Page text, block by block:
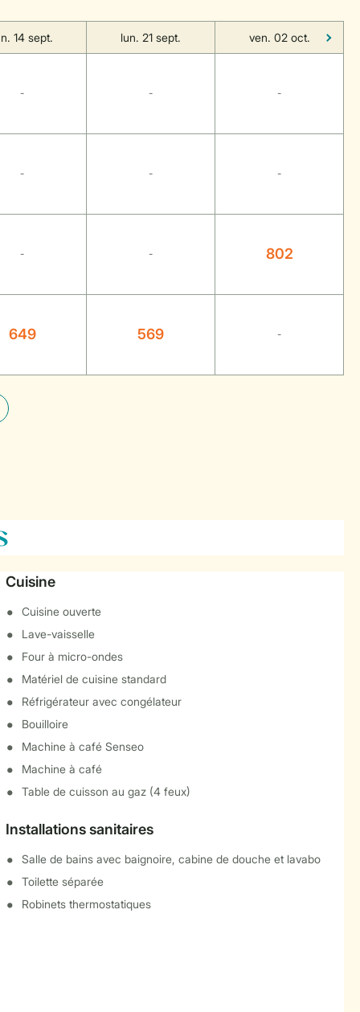
14 sept. lun. 21 sept. ven. 02 oct.
- - -
- - -
- - 802
649 569 -
Cuisine
Cuisine ouverte
Lave-vaisselle
Four à micro-ondes
Matériel de cuisine standard
Réfrigérateur avec congélateur
Bouilloire
Machine à café Senseo
Machine à café
Table de cuisson au gaz (4 feux)
Installations sanitaires
Salle de bains avec baignoire, cabine de douche et lavabo
Toilette séparée
Robinets thermostatiques